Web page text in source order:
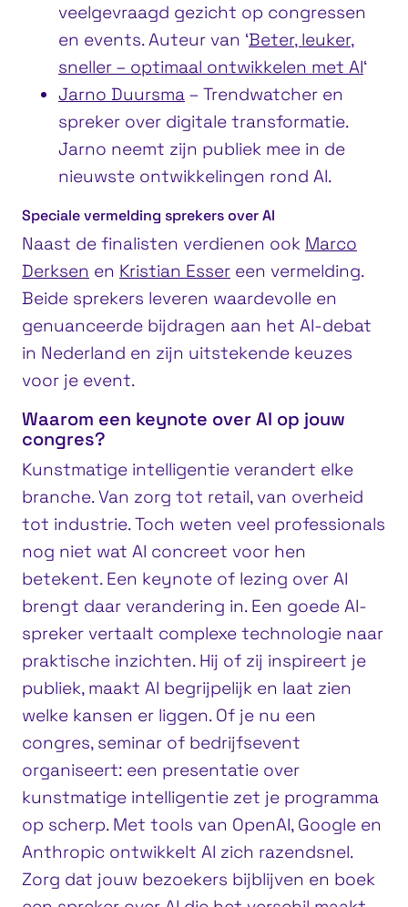
veelgevraagd gezicht op congressen
en events. Auteur van ‘Beter, leuker,
sneller – optimaal ontwikkelen met AI‘
Jarno Duursma – Trendwatcher en
spreker over digitale transformatie.
Jarno neemt zijn publiek mee in de
nieuwste ontwikkelingen rond AI.
Speciale vermelding sprekers over AI
Naast de finalisten verdienen ook Marco
Derksen en Kristian Esser een vermelding.
Beide sprekers leveren waardevolle en
genuanceerde bijdragen aan het AI-debat
in Nederland en zijn uitstekende keuzes
voor je event.
Waarom een keynote over AI op jouw
congres?
Kunstmatige intelligentie verandert elke
branche. Van zorg tot retail, van overheid
tot industrie. Toch weten veel professionals
nog niet wat AI concreet voor hen
betekent. Een keynote of lezing over AI
brengt daar verandering in. Een goede AI-
spreker vertaalt complexe technologie naar
praktische inzichten. Hij of zij inspireert je
publiek, maakt AI begrijpelijk en laat zien
welke kansen er liggen. Of je nu een
congres, seminar of bedrijfsevent
organiseert: een presentatie over
kunstmatige intelligentie zet je programma
op scherp. Met tools van OpenAI, Google en
Anthropic ontwikkelt AI zich razendsnel.
Zorg dat jouw bezoekers bijblijven en boek